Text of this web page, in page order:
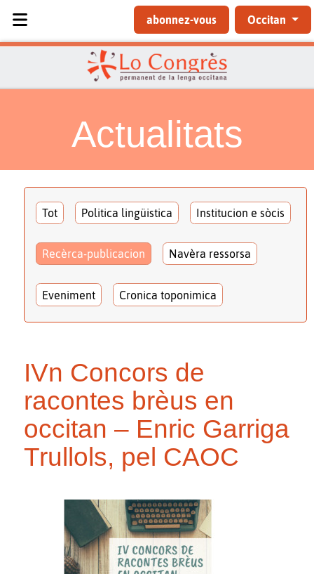
abonnez-vous Occitan
Actualitats
Tot Politica lingüistica Institucion e sòcis
Recèrca-publicacion Navèra ressorsa
Eveniment Cronica toponimica
IVn Concors de
racontes brèus en
occitan – Enric Garriga
Trullols, pel CAOC